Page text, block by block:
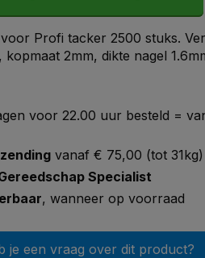
Profi tacker 2500 stuks.
kopmaat 2mm, dikte nagel
voor 22.00 uur besteld =
vanaf € 75,00 (tot 31kg)
Specialist
, wanneer op voorraad
je een vraag over dit product?